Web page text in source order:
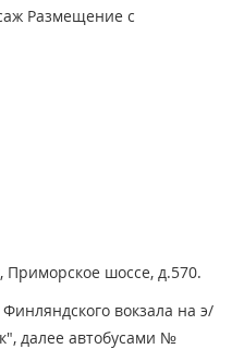
Размещение с
Приморское шоссе, д.570.
вокзала на э/
далее автобусами №